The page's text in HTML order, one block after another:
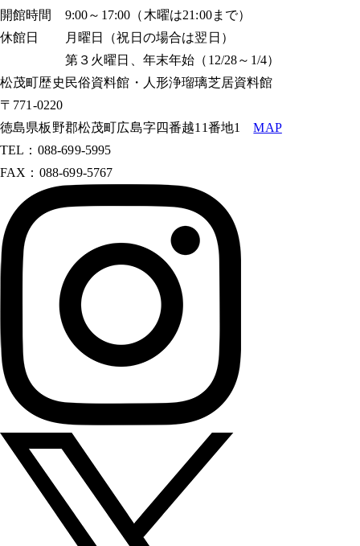
開館時間 9:00～17:00（木曜は21:00まで）
休館日 月曜日（祝日の場合は翌日）
第３火曜日、年末年始（12/28～1/4）
松茂町歴史民俗資料館・人形浄瑠璃芝居資料館
〒771-0220
徳島県板野郡松茂町広島字四番越11番地1MAP
TEL：088-699-5995
FAX：088-699-5767